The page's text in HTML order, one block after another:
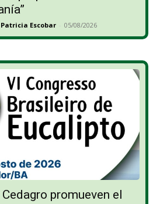
Patricia Escobar - 05/08/2026
promueven el